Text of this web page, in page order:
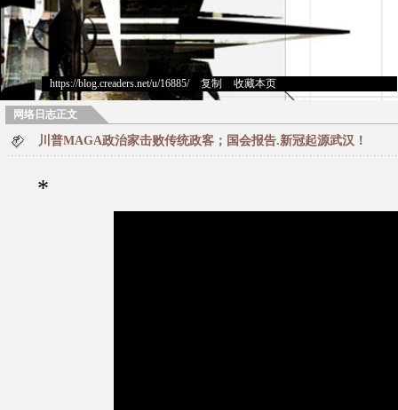
https://blog.creaders.net/u/16885/> 复制 收藏本页
网络日志正文
川普MAGA政治家击败传统政客；国会报告.新冠起源武汉！
*